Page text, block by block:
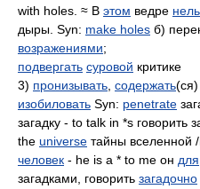
with holes. ≈ В этом ведре
дыры. Syn: make holes б)
возражениями;
подвергать суровой критике
3) пронизывать содержать(ся)
изобиловать Syn: penetrate
загадку - to talk in *s говорить
the universe тайны вселенной
человек - he is a * to me он для
загадками, говорить загадочно